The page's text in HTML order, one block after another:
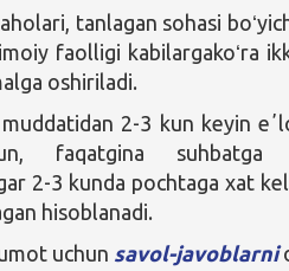
tanlagan sohasi
faolligi kabilargakoʻra
oshiriladi.
2-3 kun keyin
faqatgina suhbatga
2-3 kunda pochtaga xat
hisoblanadi.
uchun savol-javoblarni